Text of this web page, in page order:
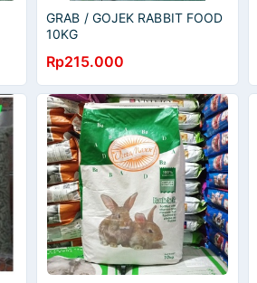
GRAB / GOJEK RABBIT FOOD
10KG
Rp215.000